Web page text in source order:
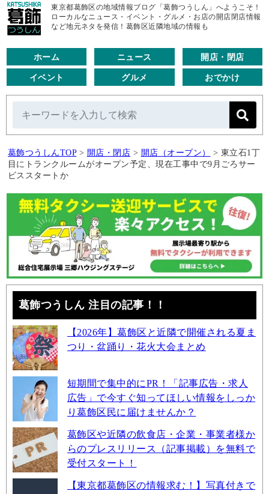
東京都葛飾区の地域情報ブログ「葛飾つうしん」へようこそ！
ローカルなニュース・イベント・グルメ・お店の開店閉店情報
など地元ネタを発信！葛飾区近隣地域の情報も
ホーム ニュース 開店・閉店
イベント グルメ おでかけ
葛飾つうしんTOP > 開店・閉店 > 開店（オープン） > 東立石1丁
目にトランクルームがオープン予定、現在工事中で9月ごろサー
ビススタートか
葛飾つうしん 注目の記事！！
【2026年】葛飾区と近隣で開催される夏ま
つり・盆踊り・花火大会まとめ
短期間で集中的にPR！「記事広告・求人
広告」で今すぐ知ってほしい情報をしっか
り葛飾区民に届けませんか？
葛飾区や近隣の飲食店・企業・事業者様か
らのプレスリリース（記事掲載）を無料で
受付スタート！
【東京都葛飾区の情報求む！】写真付きで